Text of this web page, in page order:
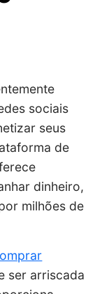
sociais
seus
de
dinheiro,
milhões de
ser arriscada